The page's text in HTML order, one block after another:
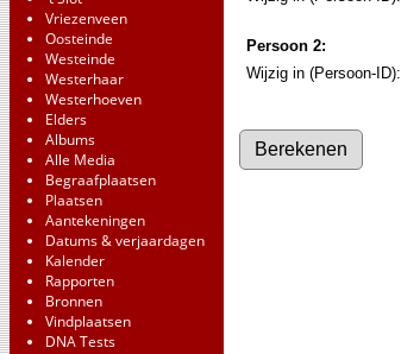
Vriezenveen
Oosteinde
Westeinde
Westerhaar
Westerhoeven
Elders
Albums
Alle Media
Begraafplaatsen
Plaatsen
Aantekeningen
Datums & verjaardagen
Kalender
Rapporten
Bronnen
Vindplaatsen
DNA Tests
Persoon 2:
Wijzig in (Persoon-ID):